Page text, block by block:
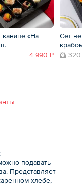
«На
4 990 ₽
Сет
320
подавать
Представляет
хлебе,